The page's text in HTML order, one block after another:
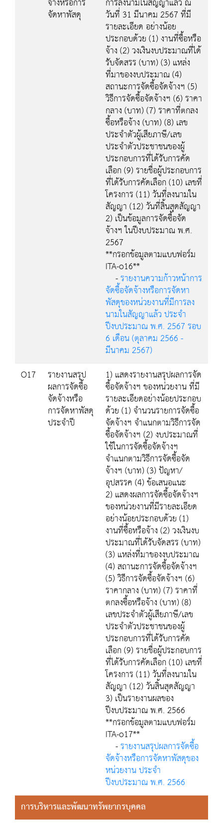
จ้างหรือการ
จัดหาพัสดุ
การลงนามในสัญญาแล้ว ณ
วันที่ 31 มีนาคม 2567 ที่มี
รายละเอียด อย่างน้อย
ประกอบด้วย (1) งานที่ซื้อหรือ
จ้าง (2) วงเงินงบประมาณที่ได้
รับจัดสรร (บาท) (3) แหล่ง
ที่มาของงบประมาณ (4)
สถานะการจัดซื้อจัดจ้างฯ (5)
วิธีการจัดซื้อจัดจ้างฯ (6) ราคา
กลาง (บาท) (7) ราคาที่ตกลง
ซื้อหรือจ้าง (บาท) (8) เลข
ประจำตัวผู้เสียภาษี/เลข
ประจำตัวประชาชนของผู้
ประกอบการที่ได้รับการคัด
เลือก (9) รายชื่อผู้ประกอบการ
ที่ได้รับการคัดเลือก (10) เลขที่
โครงการ (11) วันที่ลงนามใน
สัญญา (12) วันที่สิ้นสุดสัญญา
2) เป็นข้อมูลการจัดซื้อจัด
จ้างฯ ในปีงบประมาณ พ.ศ.
2567
**กรอกข้อมูลตามแบบฟอร์ม
ITA-o16**
-รายงานความก้าวหน้าการ
จัดซื้อจัดจ้างหรือการจัดหา
พัสดุของหน่วยงานที่มีการลง
นามในสัญญาแล้ว ประจำ
ปีงบประมาณ พ.ศ. 2567 รอบ
6 เดือน (ตุลาคม 2566 -
มีนาคม 2567)
O17
รายงานสรุป
ผลการจัดซื้อ
จัดจ้างหรือ
การจัดหาพัสดุ
ประจำปี
1) แสดงรายงานสรุปผลการจัด
ซื้อจัดจ้างฯ ของหน่วยงาน ที่มี
รายละเอียดอย่างน้อยประกอบ
ด้วย (1) จำนวนรายการจัดซื้อ
จัดจ้างฯ จำแนกตามวิธีการจัด
ซื้อจัดจ้างฯ (2) งบประมาณที่
ใช้ในการจัดซื้อจัดจ้างฯ
จำแนกตามวิธีการจัดซื้อจัด
จ้างฯ (บาท) (3) ปัญหา/
อุปสรรค (4) ข้อเสนอแนะ
2) แสดงผลการจัดซื้อจัดจ้างฯ
ของหน่วยงานที่มีรายละเอียด
อย่างน้อยประกอบด้วย (1)
งานที่ซื้อหรือจ้าง (2) วงเงินงบ
ประมาณที่ได้รับจัดสรร (บาท)
(3) แหล่งที่มาของงบประมาณ
(4) สถานะการจัดซื้อจัดจ้างฯ
(5) วิธีการจัดซื้อจัดจ้างฯ (6)
ราคากลาง (บาท) (7) ราคาที่
ตกลงซื้อหรือจ้าง (บาท) (8)
เลขประจำตัวผู้เสียภาษี/เลข
ประจำตัวประชาชนของผู้
ประกอบการที่ได้รับการคัด
เลือก (9) รายชื่อผู้ประกอบการ
ที่ได้รับการคัดเลือก (10) เลขที่
โครงการ (11) วันที่ลงนามใน
สัญญา (12) วันสิ้นสุดสัญญา
3) เป็นรายงานผลของ
ปีงบประมาณ พ.ศ. 2566
**กรอกข้อมูลตามแบบฟอร์ม
ITA-o17**
-รายงานสรุปผลการจัดซื้อ
จัดจ้างหรือการจัดหาพัสดุของ
หน่วยงาน ประจำ
ปีงบประมาณ พ.ศ. 2566
การบริหารและพัฒนาทรัพยากรบุคคล